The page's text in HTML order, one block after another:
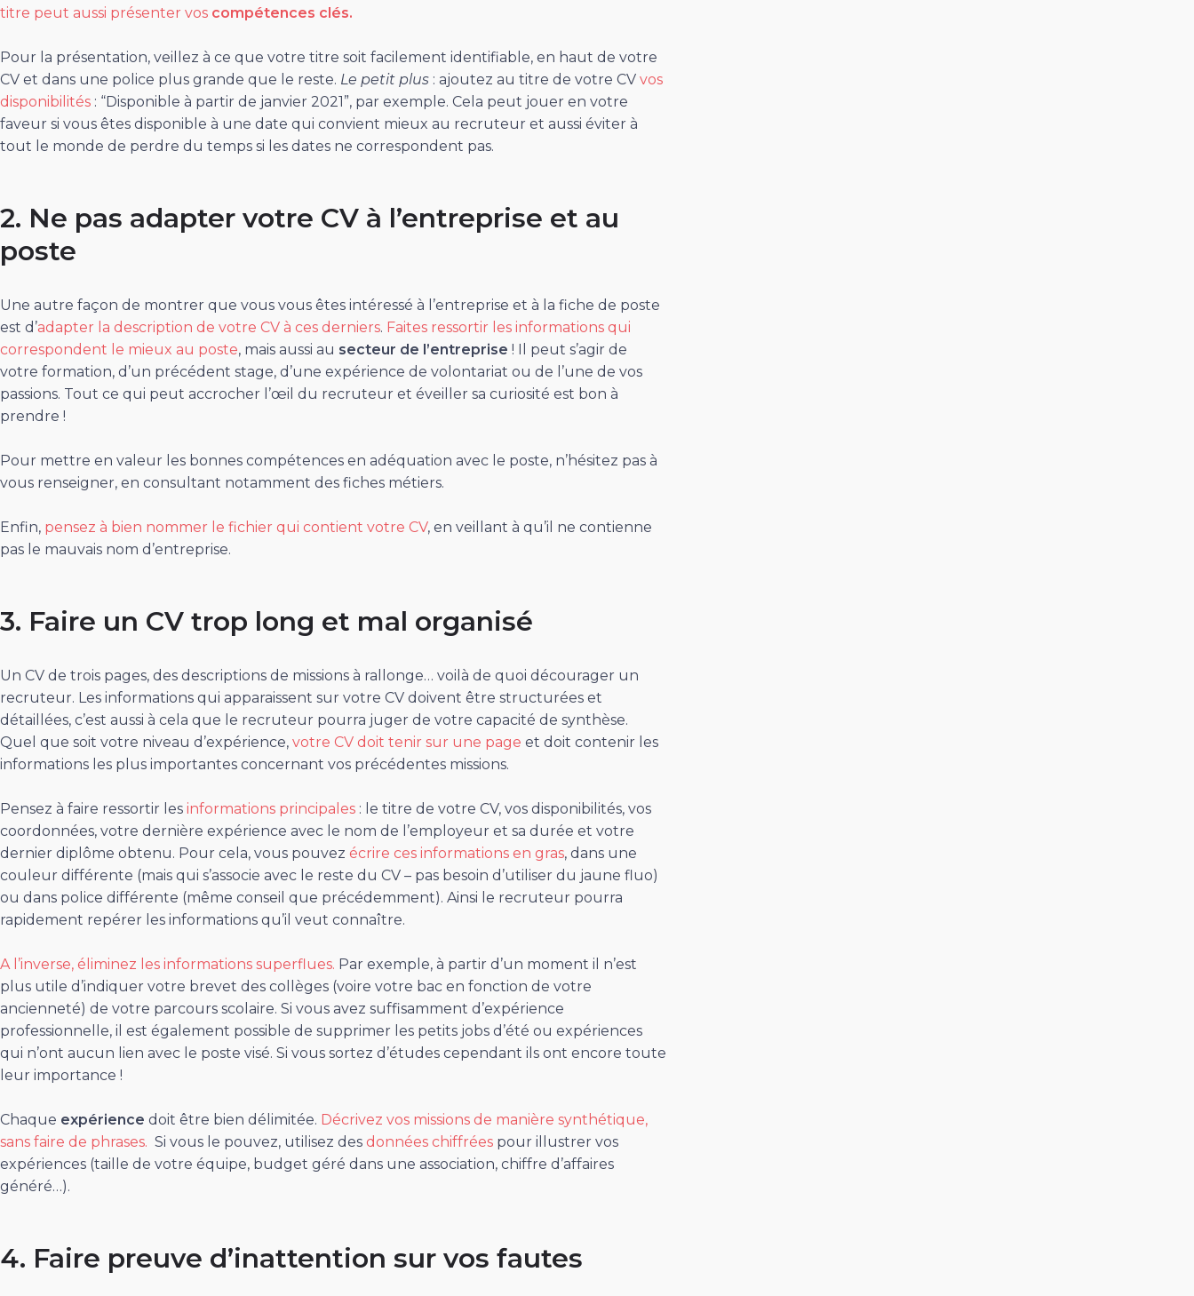
titre peut aussi présenter vos compétences clés.
Pour la présentation, veillez à ce que votre titre soit facilement identifiable, en haut de votre
CV et dans une police plus grande que le reste. Le petit plus : ajoutez au titre de votre CV vos
disponibilités : “Disponible à partir de janvier 2021”, par exemple. Cela peut jouer en votre
faveur si vous êtes disponible à une date qui convient mieux au recruteur et aussi éviter à
tout le monde de perdre du temps si les dates ne correspondent pas.
2. Ne pas adapter votre CV à l’entreprise et au
poste
Une autre façon de montrer que vous vous êtes intéressé à l’entreprise et à la fiche de poste
est d’adapter la description de votre CV à ces derniers. Faites ressortir les informations qui
correspondent le mieux au poste, mais aussi au secteur de l’entreprise ! Il peut s’agir de
votre formation, d’un précédent stage, d’une expérience de volontariat ou de l’une de vos
passions. Tout ce qui peut accrocher l’œil du recruteur et éveiller sa curiosité est bon à
prendre !
Pour mettre en valeur les bonnes compétences en adéquation avec le poste, n’hésitez pas à
vous renseigner, en consultant notamment des fiches métiers.
Enfin, pensez à bien nommer le fichier qui contient votre CV, en veillant à qu’il ne contienne
pas le mauvais nom d’entreprise.
3. Faire un CV trop long et mal organisé
Un CV de trois pages, des descriptions de missions à rallonge… voilà de quoi décourager un
recruteur. Les informations qui apparaissent sur votre CV doivent être structurées et
détaillées, c’est aussi à cela que le recruteur pourra juger de votre capacité de synthèse.
Quel que soit votre niveau d’expérience, votre CV doit tenir sur une page et doit contenir les
informations les plus importantes concernant vos précédentes missions.
Pensez à faire ressortir les informations principales : le titre de votre CV, vos disponibilités, vos
coordonnées, votre dernière expérience avec le nom de l’employeur et sa durée et votre
dernier diplôme obtenu. Pour cela, vous pouvez écrire ces informations en gras, dans une
couleur différente (mais qui s’associe avec le reste du CV – pas besoin d’utiliser du jaune fluo)
ou dans police différente (même conseil que précédemment). Ainsi le recruteur pourra
rapidement repérer les informations qu’il veut connaître.
A l’inverse, éliminez les informations superflues. Par exemple, à partir d’un moment il n’est
plus utile d’indiquer votre brevet des collèges (voire votre bac en fonction de votre
ancienneté) de votre parcours scolaire. Si vous avez suffisamment d’expérience
professionnelle, il est également possible de supprimer les petits jobs d’été ou expériences
qui n’ont aucun lien avec le poste visé. Si vous sortez d’études cependant ils ont encore toute
leur importance !
Chaque expérience doit être bien délimitée. Décrivez vos missions de manière synthétique,
sans faire de phrases. Si vous le pouvez, utilisez des données chiffrées pour illustrer vos
expériences (taille de votre équipe, budget géré dans une association, chiffre d’affaires
généré…).
4. Faire preuve d’inattention sur vos fautes